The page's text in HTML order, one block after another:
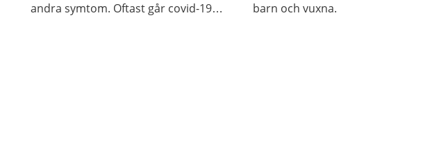
andra symtom. Oftast går covid-19
barn och vuxna.